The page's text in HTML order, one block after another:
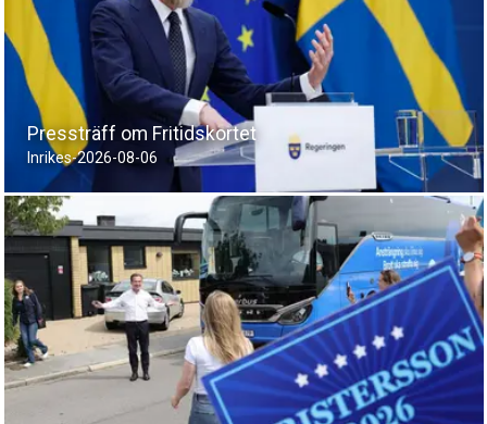
Pressträff om Fritidskortet
Inrikes-2026-08-06